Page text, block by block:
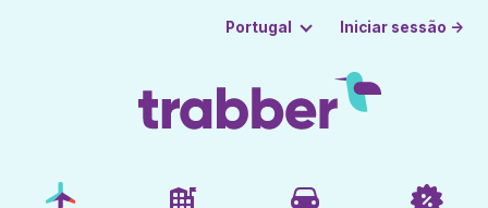
Portugal Iniciar sessão →